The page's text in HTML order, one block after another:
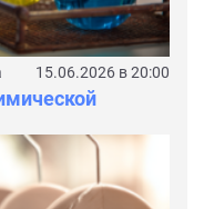
15.06.2026 в 20:00